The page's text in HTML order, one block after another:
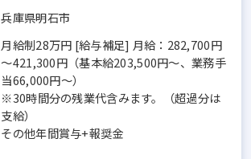
兵庫県明石市
月給制28万円 [給与補足] 月給：282,700円
～421,300円（基本給203,500円～、業務手
当66,000円～）
※30時間分の残業代含みます。（超過分は
支給）
その他年間賞与+報奨金